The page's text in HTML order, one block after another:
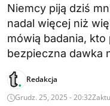
Niemcy piją dziś
nadal więcej niż
mówią badania,
bezpieczna dawka
Redakcja
Grudz. 25, 2025 - 20:32